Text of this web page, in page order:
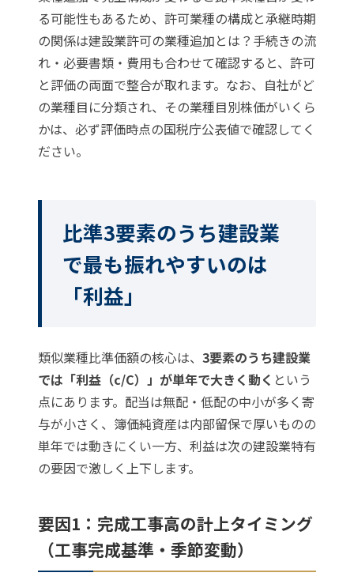
る可能性もあるため、許可業種の構成と承継時期
の関係は建設業許可の業種追加とは？手続きの流
れ・必要書類・費用も合わせて確認すると、許可
と評価の両面で整合が取れます。なお、自社がど
の業種目に分類され、その業種目別株価がいくら
かは、必ず評価時点の国税庁公表値で確認してく
ださい。
比準3要素のうち建設業
で最も振れやすいのは
「利益」
類似業種比準価額の核心は、 3要素のうち建設業
では「利益（c/C）」が単年で大きく動く という
点にあります。配当は無配・低配の中小が多く寄
与が小さく、簿価純資産は内部留保で厚いものの
単年では動きにくい一方、利益は次の建設業特有
の要因で激しく上下します。
要因1：完成工事高の計上タイミング
（工事完成基準・季節変動）